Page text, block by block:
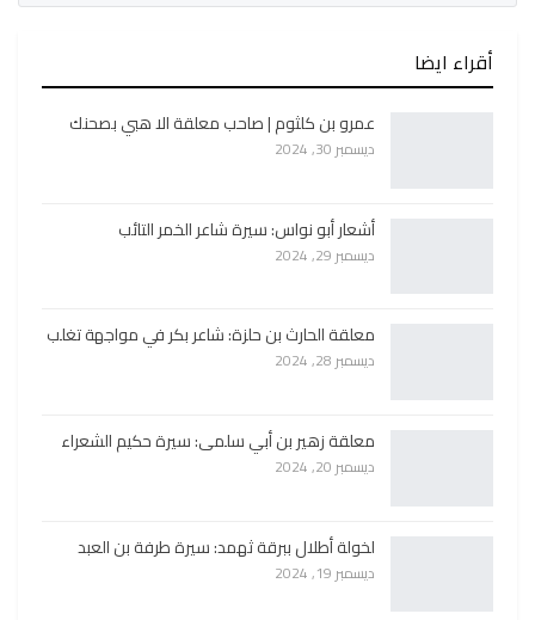
أقراء ايضا
عمرو بن كلثوم | صاحب معلقة الا هبي بصحنك
ديسمبر 30, 2024
أشعار أبو نواس: سيرة شاعر الخمر التائب
ديسمبر 29, 2024
معلقة الحارث بن حلزة: شاعر بكر في مواجهة تغلب
ديسمبر 28, 2024
معلقة زهير بن أبي سلمى: سيرة حكيم الشعراء
ديسمبر 20, 2024
لخولة أطلال ببرقة ثهمد: سيرة طرفة بن العبد
ديسمبر 19, 2024